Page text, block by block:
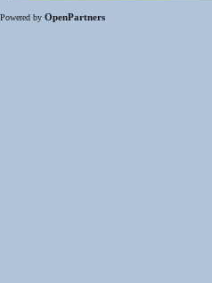
Powered by OpenPartners